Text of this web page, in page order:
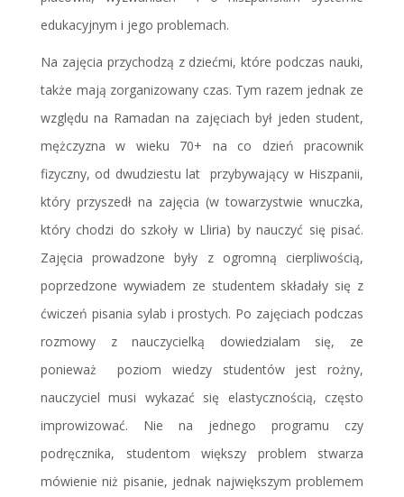
edukacyjnym i jego problemach.
Na zajęcia przychodzą z dziećmi, które podczas nauki,
także mają zorganizowany czas. Tym razem jednak ze
względu na Ramadan na zajęciach był jeden student,
mężczyzna w wieku 70+ na co dzień pracownik
fizyczny, od dwudziestu lat przybywający w Hiszpanii,
który przyszedł na zajęcia (w towarzystwie wnuczka,
który chodzi do szkoły w Lliria) by nauczyć się pisać.
Zajęcia prowadzone były z ogromną cierpliwością,
poprzedzone wywiadem ze studentem składały się z
ćwiczeń pisania sylab i prostych. Po zajęciach podczas
rozmowy z nauczycielką dowiedzialam się, ze
ponieważ poziom wiedzy studentów jest rożny,
nauczyciel musi wykazać się elastycznością, często
improwizować. Nie na jednego programu czy
podręcznika, studentom większy problem stwarza
mówienie niż pisanie, jednak największym problemem